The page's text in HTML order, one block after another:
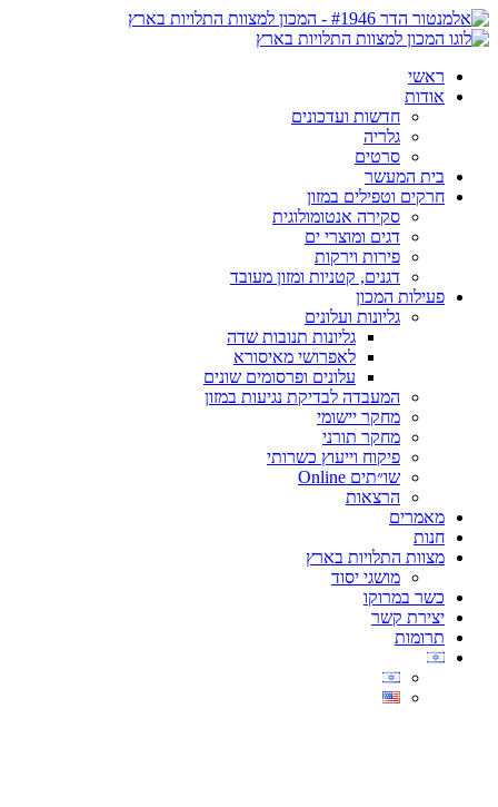
ראשי
אודות
חדשות ועדכונים
גלריה
סרטים
בית המעשר
חרקים וטפילים במזון
סקירה אנטומולוגית
דגים ומוצרי ים
פירות וירקות
דגנים, קטניות ומזון מעובד
פעילות המכון
גליונות ועלונים
גליונות תנובות שדה
לאפרושי מאיסורא
עלונים ופרסומים שונים
המעבדה לבדיקת נגיעות במזון
מחקר יישומי
מחקר תורני
פיקוח וייעוץ כשרותי
שו״תים Online
הרצאות
מאמרים
חנות
מצוות התלויות בארץ
מושגי יסוד
כשר במרוקו
יצירת קשר
תרומות